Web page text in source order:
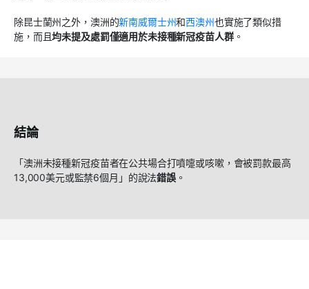
除昆士蘭州之外，澳洲的新南威爾士州和西澳州也實施了類似措
施，而且均未提及處罰僅適用於未接種新冠疫苗人群。
結論
「澳洲未接種新冠疫苗者在公共場合打噴嚏或咳嗽，會被罰款最高
13,000美元或監禁6個月」的說法錯誤 。